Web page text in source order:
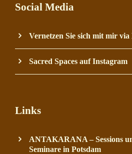
Social Media
Vernetzen Sie sich mit mir
Sacred Spaces auf Instagram
Links
ANTAKARANA – Sessions
Seminare in Potsdam